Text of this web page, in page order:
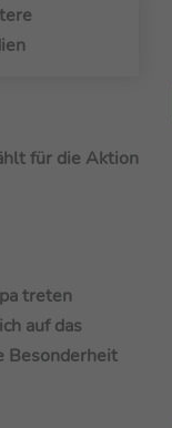
für die Aktion
treten
auf das
Besonderheit